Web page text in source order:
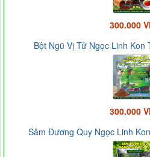
300.000
Bột Ngũ Vị Tử Ngọc Linh Kon
300.000
Sâm Đương Quy Ngọc Linh